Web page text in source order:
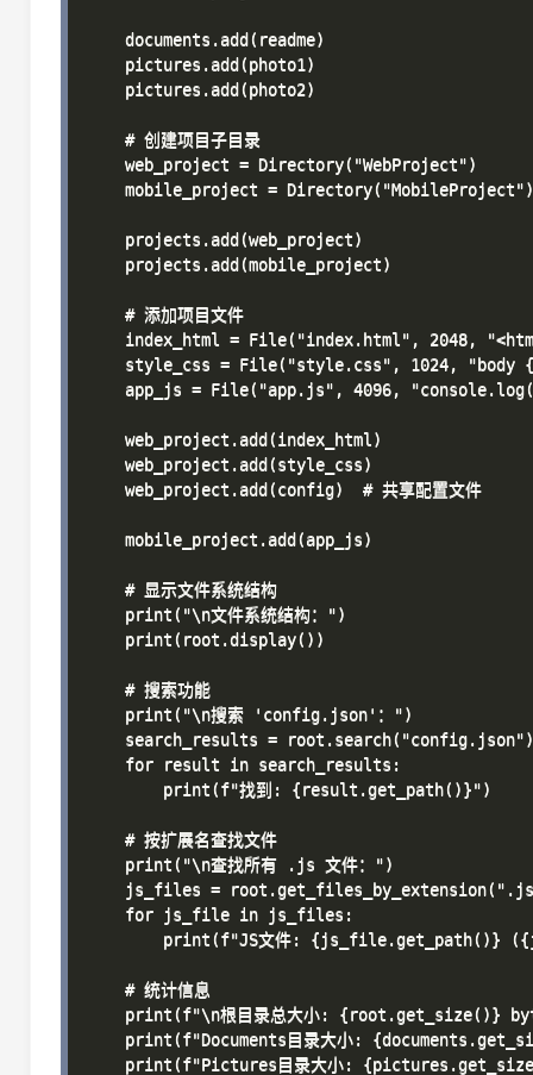
    documents.add(readme)
    pictures.add(photo1)
    pictures.add(photo2)
    # 创建项目子目录
    web_project = Directory("WebProject")
    mobile_project = Directory("MobileProject")
    projects.add(web_project)
    projects.add(mobile_project)
    # 添加项目文件
index_html = File("index.html", 2048,
style_css = File("style.css", 1024, "body
app_js = File("app.js", 4096,
    web_project.add(index_html)
    web_project.add(style_css)
    web_project.add(config)  # 共享配置文件
    mobile_project.add(app_js)
    # 显示文件系统结构
    print("\n文件系统结构：")
    print(root.display())
    # 搜索功能
    print("\n搜索 'config.json'：")
    search_results = root.search("config.json")
    for result in search_results:
        print(f"找到: {result.get_path()}")
    # 按扩展名查找文件
    print("\n查找所有 .js 文件：")
js_files =
    for js_file in js_files:
print(f"JS文件: {js_file.get_path()}
    # 统计信息
print(f"\n根目录总大小: {root.get_size()}
print(f"Documents目录大小:
print(f"Pictures目录大小: